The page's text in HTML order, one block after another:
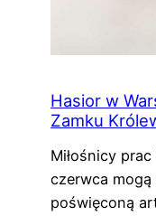
Hasior w
Zamku
Miłośnicy prac
czerwca
poświęconą